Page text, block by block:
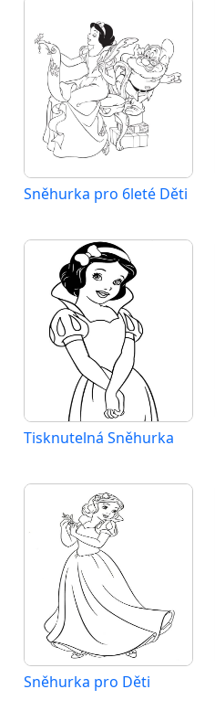
Sněhurka pro 6leté Děti
Tisknutelná Sněhurka
Sněhurka pro Děti